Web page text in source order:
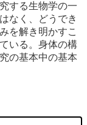
する生物学の一
なく、どうでき
を解き明かすこ
いる。身体の構
の基本中の基本